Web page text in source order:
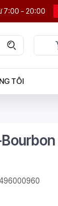
7:00 - 20:00
TÔI